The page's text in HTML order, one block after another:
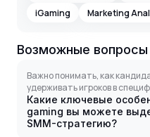
iGaming
Marketing
Возможные вопросы
Важно понимать, как
удерживать игроков в
Какие ключевые
gaming вы можете
SMM-стратегию?